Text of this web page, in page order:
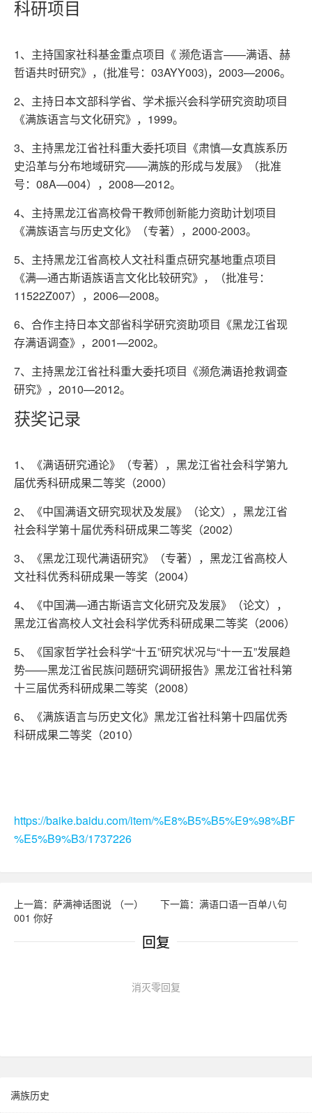
科研项目
1、主持国家社科基金重点项目《 濒危语言——满语、赫
哲语共时研究》，(批准号：03AYY003)，2003—2006。
2、主持日本文部科学省、学术振兴会科学研究资助项目
《满族语言与文化研究》，1999。
3、主持黑龙江省社科重大委托项目《肃慎—女真族系历
史沿革与分布地域研究——满族的形成与发展》（批准
号：08A—004），2008—2012。
4、主持黑龙江省高校骨干教师创新能力资助计划项目
《满族语言与历史文化》（专著），2000-2003。
5、主持黑龙江省高校人文社科重点研究基地重点项目
《满—通古斯语族语言文化比较研究》，（批准号：
11522Z007），2006—2008。
6、合作主持日本文部省科学研究资助项目《黑龙江省现
存满语调查》，2001—2002。
7、主持黑龙江省社科重大委托项目《濒危满语抢救调查
研究》，2010—2012。
获奖记录
1、《满语研究通论》（专著），黑龙江省社会科学第九
届优秀科研成果二等奖（2000）
2、《中国满语文研究现状及发展》（论文），黑龙江省
社会科学第十届优秀科研成果二等奖（2002）
3、《黑龙江现代满语研究》（专著），黑龙江省高校人
文社科优秀科研成果一等奖（2004）
4、《中国满—通古斯语言文化研究及发展》（论文），
黑龙江省高校人文社会科学优秀科研成果二等奖（2006）
5、《国家哲学社会科学“十五”研究状况与“十一五”发展趋
势——黑龙江省民族问题研究调研报告》黑龙江省社科第
十三届优秀科研成果二等奖（2008）
6、《满族语言与历史文化》黑龙江省社科第十四届优秀
科研成果二等奖（2010）
https://baike.baidu.com/item/%E8%B5%B5%E9%98%BF
%E5%B9%B3/1737226
上一篇：萨满神话图说 （一）
下一篇：满语口语一百单八句
001 你好
回复
消灭零回复
满族历史